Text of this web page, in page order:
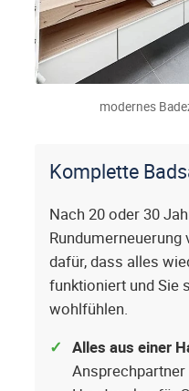
modernes
Komplette
Nach 20 oder 30
Rundumerneuerung
dafür, dass alles
funktioniert und Sie
wohlfühlen.
Alles aus einer